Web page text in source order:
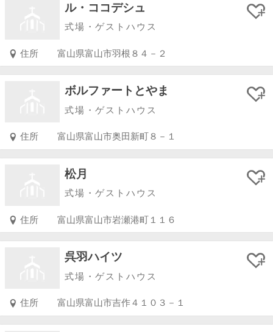
ル・ココデシュ
式場・ゲストハウス
住所 富山県富山市羽根８４－２
ボルファートとやま
式場・ゲストハウス
住所 富山県富山市奥田新町８－１
松月
式場・ゲストハウス
住所 富山県富山市岩瀬港町１１６
呉羽ハイツ
式場・ゲストハウス
住所 富山県富山市吉作４１０３－１